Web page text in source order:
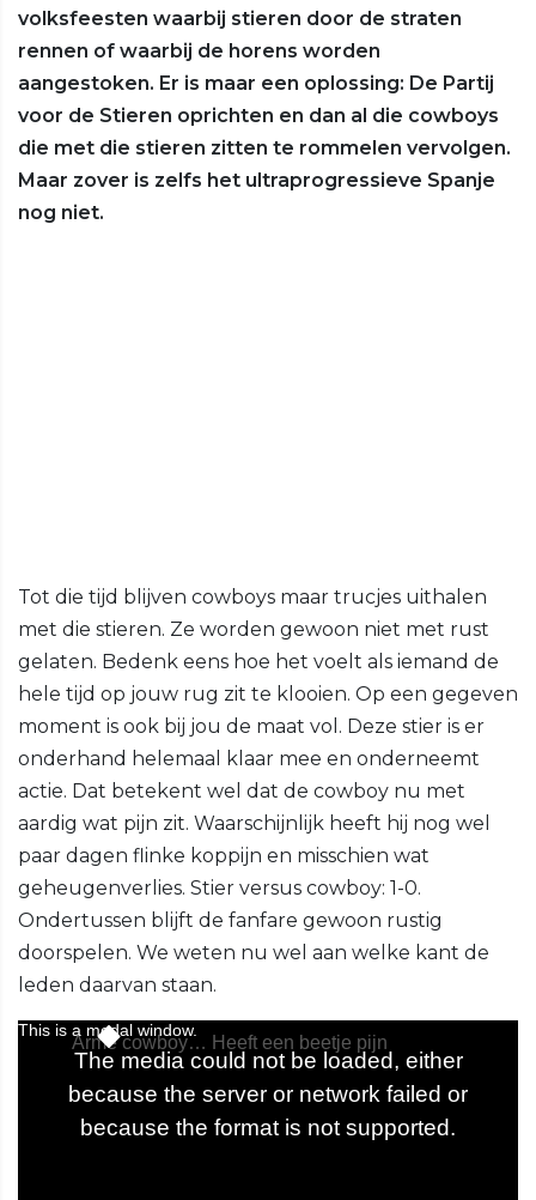
volksfeesten waarbij stieren door de straten
rennen of waarbij de horens worden
aangestoken. Er is maar een oplossing: De Partij
voor de Stieren oprichten en dan al die cowboys
die met die stieren zitten te rommelen vervolgen.
Maar zover is zelfs het ultraprogressieve Spanje
nog niet.
Tot die tijd blijven cowboys maar trucjes uithalen
met die stieren. Ze worden gewoon niet met rust
gelaten. Bedenk eens hoe het voelt als iemand de
hele tijd op jouw rug zit te klooien. Op een gegeven
moment is ook bij jou de maat vol. Deze stier is er
onderhand helemaal klaar mee en onderneemt
actie. Dat betekent wel dat de cowboy nu met
aardig wat pijn zit. Waarschijnlijk heeft hij nog wel
paar dagen flinke koppijn en misschien wat
geheugenverlies. Stier versus cowboy: 1-0.
Ondertussen blijft de fanfare gewoon rustig
doorspelen. We weten nu wel aan welke kant de
leden daarvan staan.